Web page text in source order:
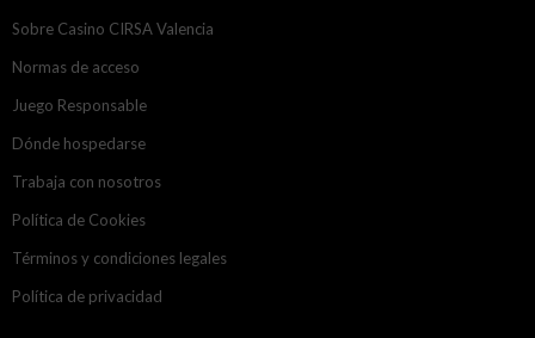
Sobre Casino CIRSA Valencia
Normas de acceso
Juego Responsable
Dónde hospedarse
Trabaja con nosotros
Política de Cookies
Términos y condiciones legales
Política de privacidad